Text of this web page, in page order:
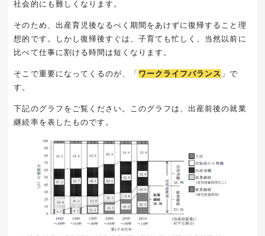
社会的にも難しくなります。
そのため、出産育児後なるべく期間をあけずに復帰すること理
想的です。しかし復帰後すぐは、子育ても忙しく、当然以前に
比べて仕事に割ける時間は短くなります。
そこで重要になってくるのが、「 ワークライフバランス 」で
す。
下記のグラフをご覧ください。このグラフは、出産前後の就業
継続率を表したものです。